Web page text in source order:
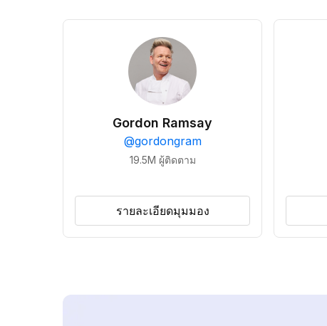
Gordon Ramsay
@gordongram
19.5M ผู้ติดตาม
รายละเอียดมุมมอง